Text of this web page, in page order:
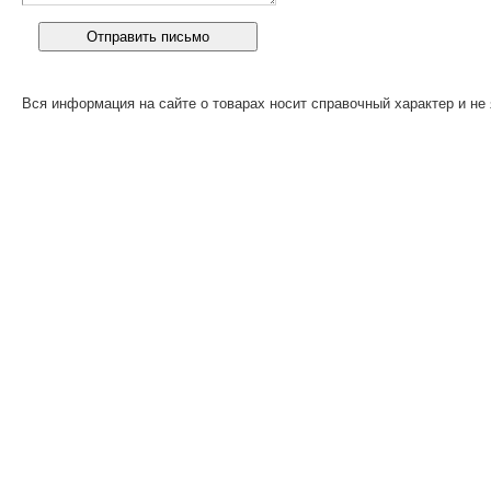
Вся информация на сайте о товарах носит справочный характер и